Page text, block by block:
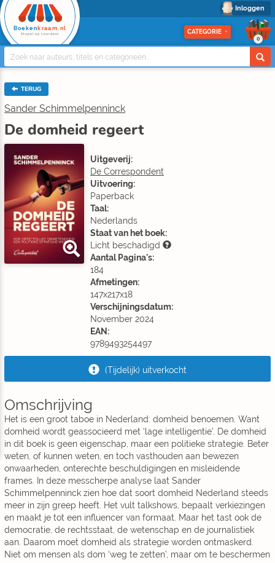
Inloggen
Boeken kraam.nl
Stapel op voordeel CATEGORIE
0
TERUG
Sander Schimmelpenninck
De domheid regeert
Uitgeverij:
De Correspondent
Uitvoering:
Paperback
Taal:
Nederlands
Staat van het boek:
Licht beschadigd
Aantal Pagina's:
184
Afmetingen:
147x217x18
Verschijningsdatum:
November 2024
EAN:
9789493254497
(Tijdelijk) uitverkocht
Omschrijving
Het is een groot taboe in Nederland: domheid benoemen. Want
domheid wordt geassocieerd met ‘lage intelligentie’. De domheid
in dit boek is geen eigenschap, maar een politieke strategie. Beter
weten, of kunnen weten, en toch vasthouden aan bewezen
onwaarheden, onterechte beschuldigingen en misleidende
frames. In deze messcherpe analyse laat Sander
Schimmelpenninck zien hoe dat soort domheid Nederland steeds
meer in zijn greep heeft. Het vult talkshows, bepaalt verkiezingen
en maakt je tot een influencer van formaat. Maar het tast ook de
democratie, de rechtsstaat, de wetenschap en de journalistiek
aan. Daarom moet domheid als strategie worden ontmaskerd.
Niet om mensen als dom ‘weg te zetten’, maar om te beschermen